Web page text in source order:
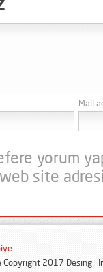
Mail
yorum
site
Copyright 2017 Desing